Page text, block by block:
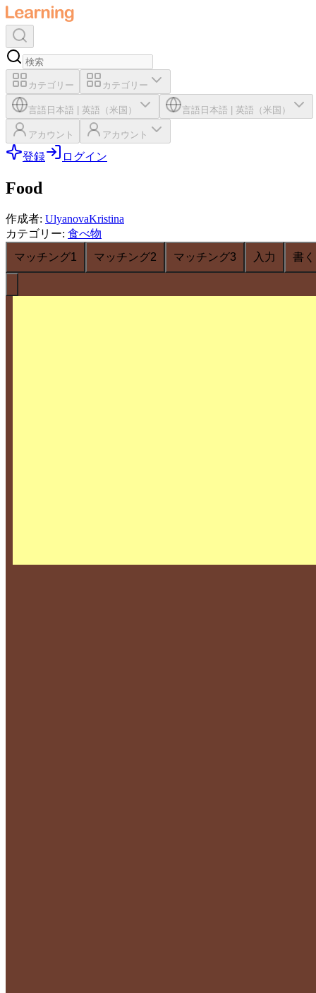
カテゴリー カテゴリー
言語 日本語 英語（米国） 言語 日本語 英語（米国）
アカウント アカウント
登録 ログイン
Food
作成者: UlyanovaKristina
カテゴリー: 食べ物
マッチング1
マッチング2 マッチング3 入力 書く